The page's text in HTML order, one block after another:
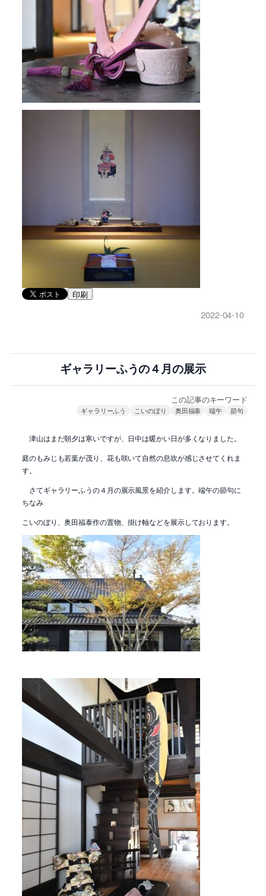
印刷
2022-04-10
ギャラリーふうの４月の展示
この記事のキーワード
ギャラリーふう こいのぼり 奥田福泰 端午 節句
津山はまだ朝夕は寒いですが、日中は暖かい日が多くなりました。
庭のもみじも若葉が茂り、花も咲いて自然の息吹が感じさせてくれま
す。
さてギャラリーふうの４月の展示風景を紹介します。端午の節句に
ちなみ
こいのぼり、奥田福泰作の置物、掛け軸などを展示しております。